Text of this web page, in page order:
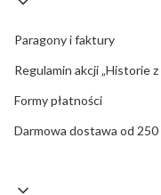
Paragony i faktury
Regulamin akcji „Historie
Formy płatności
Darmowa dostawa od